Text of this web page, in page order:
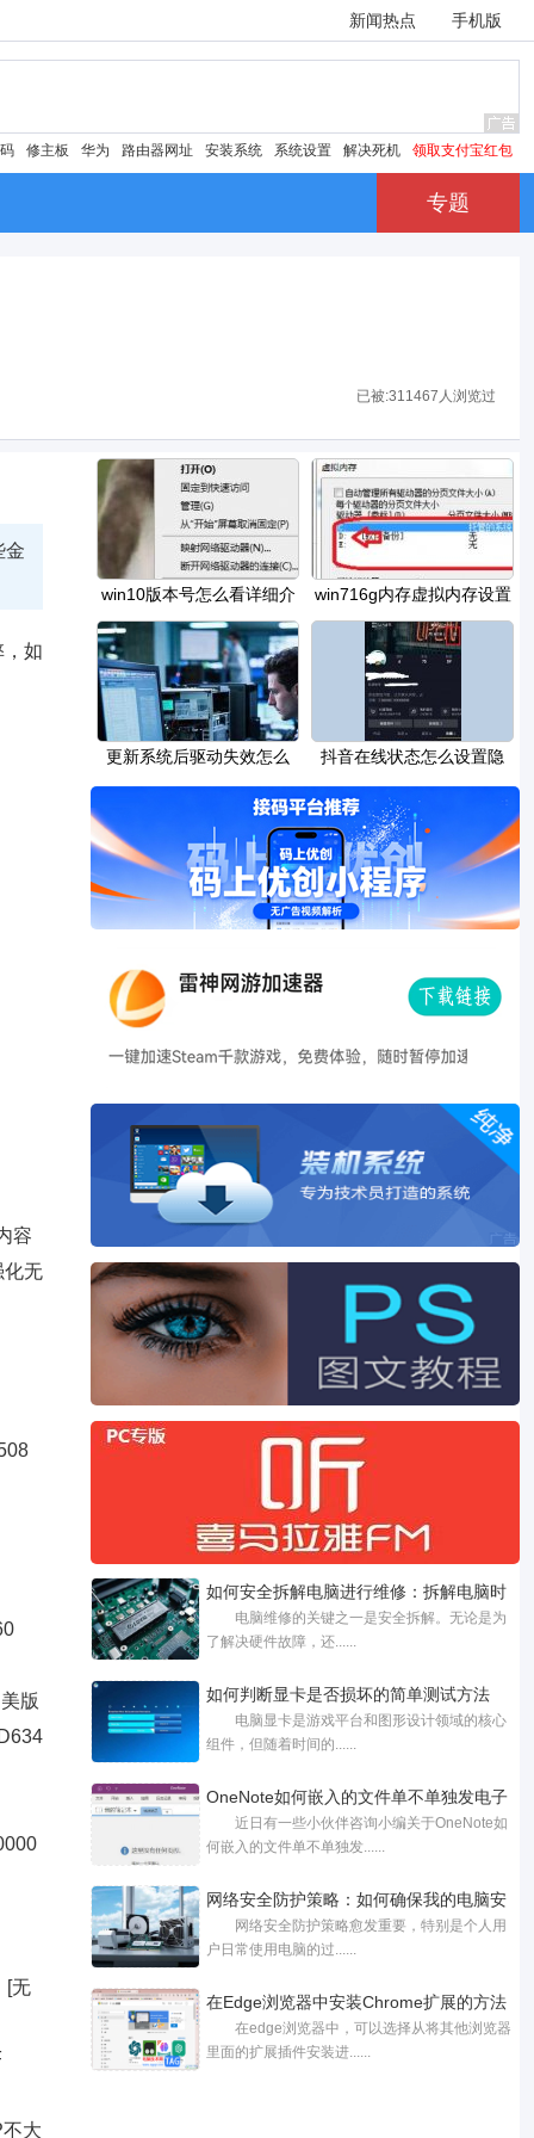
新闻热点 手机版
修主板 华为 路由器网址 安装系统 系统设置 解决死机 领取支付宝红包
专题
已被:311467人浏览过
金
如
容
化无
版
[无
大
win10版本号怎么看详细介
绍
win716g内存虚拟内存设置
多少教程
更新系统后驱动失效怎么
办：如何重新安
抖音在线状态怎么设置隐
身-抖音在线状态
如何安全拆解电脑进行维修：拆解电脑时
电脑维修的关键之一是安全拆解。无论是为
了解决硬件故障，还......
如何判断显卡是否损坏的简单测试方法
电脑显卡是游戏平台和图形设计领域的核心
组件，但随着时间的......
OneNote如何嵌入的文件单不单独发电子
邮件近日有一些小伙伴咨询小编关于OneNote如
何嵌入的文件单不单独发......
网络安全防护策略：如何确保我的电脑安
网络安全防护策略愈发重要，特别是个人用
户日常使用电脑的过......
在Edge浏览器中安装Chrome扩展的方法
在edge浏览器中，可以选择从将其他浏览器
里面的扩展插件安装进......